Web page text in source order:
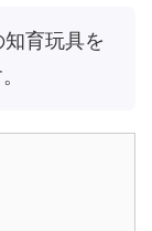
育玩具を